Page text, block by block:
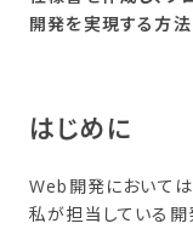
開発を実現する方法
はじめに
Web開発において
私が担当している開